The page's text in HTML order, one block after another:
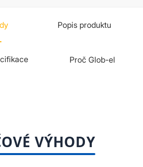
Popis produktu
Proč Glob-el
VÝHODY